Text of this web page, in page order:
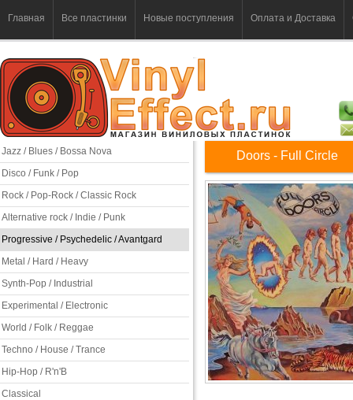
Главная Все пластинки Новые поступления Оплата и Доставка
Jazz / Blues / Bossa Nova
Disco / Funk / Pop
Rock / Pop-Rock / Classic Rock
Alternative rock / Indie / Punk
Progressive / Psychedelic / Avantgard
Metal / Hard / Heavy
Synth-Pop / Industrial
Experimental / Electronic
World / Folk / Reggae
Techno / House / Trance
Hip-Hop / R'n'B
Classical
Doors - Full Circle